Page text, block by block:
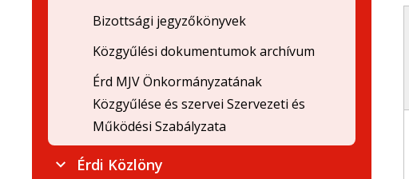
Bizottsági jegyzőkönyvek
Közgyűlési dokumentumok archívum
Érd MJV Önkormányzatának
Közgyűlése és szervei Szervezeti és
Működési Szabályzata
Érdi Közlöny